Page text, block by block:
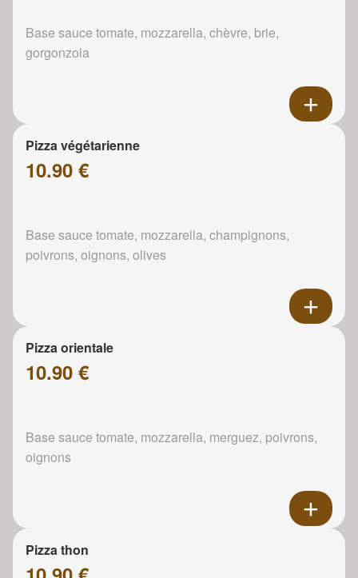
Base sauce tomate, mozzarella, chèvre, brie,
gorgonzola
Pizza végétarienne
10.90 €
Base sauce tomate, mozzarella, champignons,
poivrons, oignons, olives
Pizza orientale
10.90 €
Base sauce tomate, mozzarella, merguez, poivrons,
oignons
Pizza thon